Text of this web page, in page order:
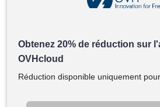
Obtenez 20% de réduction sur
OVHcloud
Réduction disponible uniquement